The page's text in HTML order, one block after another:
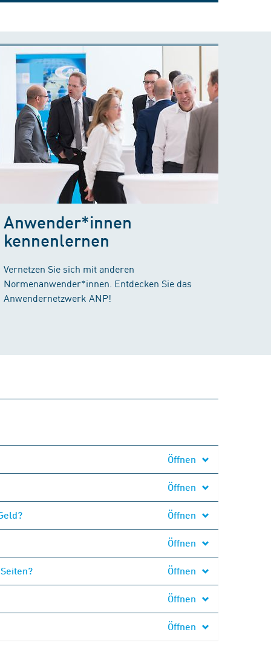
Anwender*innen
kennenlernen
Vernetzen Sie sich mit anderen
Normenanwender*innen. Entdecken Sie das
Anwendernetzwerk ANP!
Öffnen
Öffnen
Öffnen
Öffnen
Öffnen
Öffnen
Öffnen